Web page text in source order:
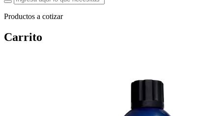
Productos a cotizar
Carrito